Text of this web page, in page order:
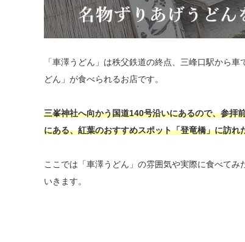
「車澤うどん」は秩父鉄道の終点、三峰口駅から
どん」が食べられるお店です。
三峯神社へ向かう国道140号沿いにあるので、参拝
にある、紅葉のおすすめスポット「登竜橋」に訪れ
ここでは「車澤うどん」の雰囲気や実際に食べて
いきます。